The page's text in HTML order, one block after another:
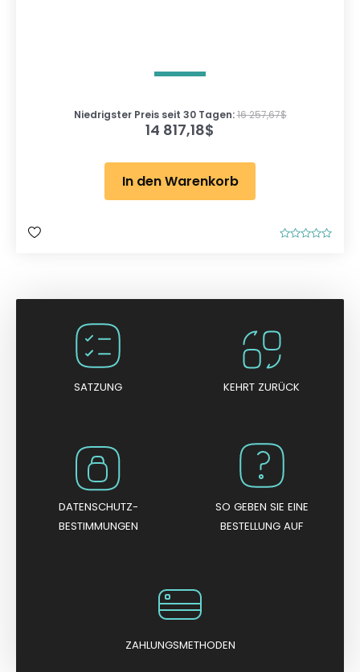
i
t
0
v
n
5
Niedrigster Preis seit 30 Tagen:16 257,67$
14 817,18$
In den Warenkorb
SATZUNG KEHRT ZURÜCK
DATENSCHUTZ-
BESTIMMUNGEN
SO GEBEN SIE EINE
BESTELLUNG AUF
ZAHLUNGSMETHODEN